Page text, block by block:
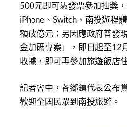
500元即可憑發票參加抽獎
iPhone、Switch、南投遊程
額破億元；另因應政府普發
金加碼專案」，即日起至12
收據，即可再參加旅遊飯店
記者會中，各鄉鎮代表公布
歡迎全國民眾到南投旅遊。